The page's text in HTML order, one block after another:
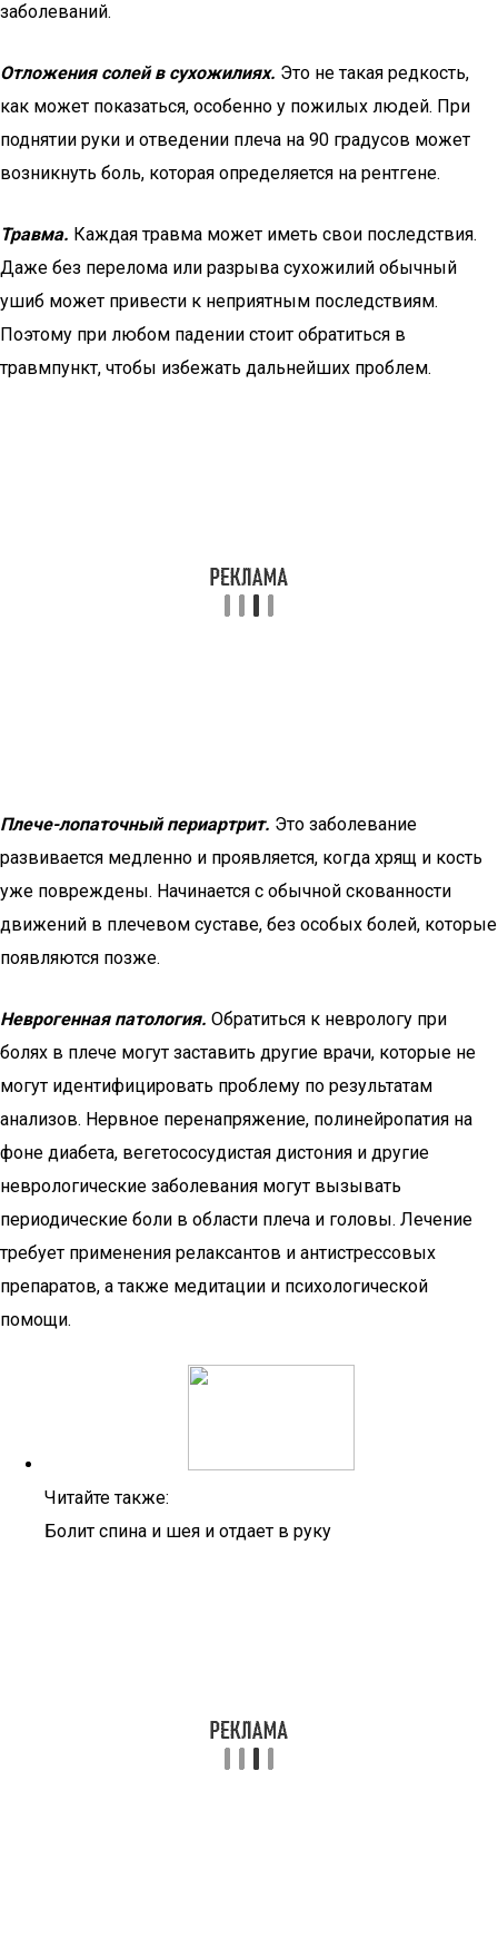
заболеваний.
Отложения солей в сухожилиях. Это не такая редкость,
как может показаться, особенно у пожилых людей. При
поднятии руки и отведении плеча на 90 градусов может
возникнуть боль, которая определяется на рентгене.
Травма. Каждая травма может иметь свои последствия.
Даже без перелома или разрыва сухожилий обычный
ушиб может привести к неприятным последствиям.
Поэтому при любом падении стоит обратиться в
травмпункт, чтобы избежать дальнейших проблем.
Плече-лопаточный периартрит. Это заболевание
развивается медленно и проявляется, когда хрящ и кость
уже повреждены. Начинается с обычной скованности
движений в плечевом суставе, без особых болей, которые
появляются позже.
Неврогенная патология. Обратиться к неврологу при
болях в плече могут заставить другие врачи, которые не
могут идентифицировать проблему по результатам
анализов. Нервное перенапряжение, полинейропатия на
фоне диабета, вегетососудистая дистония и другие
неврологические заболевания могут вызывать
периодические боли в области плеча и головы. Лечение
требует применения релаксантов и антистрессовых
препаратов, а также медитации и психологической
помощи.
Читайте также:
Болит спина и шея и отдает в руку